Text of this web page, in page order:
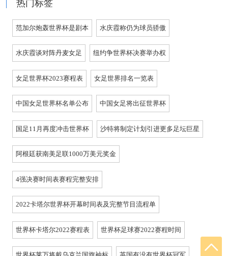
热门标签
范加尔炮轰世界杯是剧本 水庆霞称仍为球员骄傲
水庆霞谈对阵丹麦女足 纽约争世界杯决赛举办权
女足世界杯2023赛程表 女足世界排名一览表
中国女足世界杯名单公布 中国女足将出征世界杯
国足11月再度冲击世界杯 沙特将制定计划引进更多足坛巨星
阿根廷获南美足联1000万美元奖金
4强决赛时间表赛程完整安排
2022卡塔尔世界杯开幕时间表及完整节目流程单
世界杯卡塔尔2022赛程表 世界杯足球赛2022赛程时间